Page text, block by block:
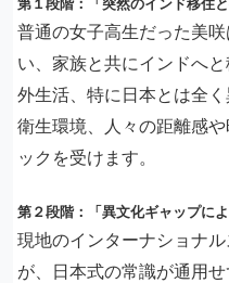
普通の女子高生だった美
い、家族と共にインドへ
外生活、特に日本とは全
衛生環境、人々の距離感
ックを受けます。
第２段階：「異文化ギャップによ
現地のインターナショナ
が、日本式の常識が通用